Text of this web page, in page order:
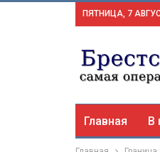
ПЯТНИЦА, 7
Главная В